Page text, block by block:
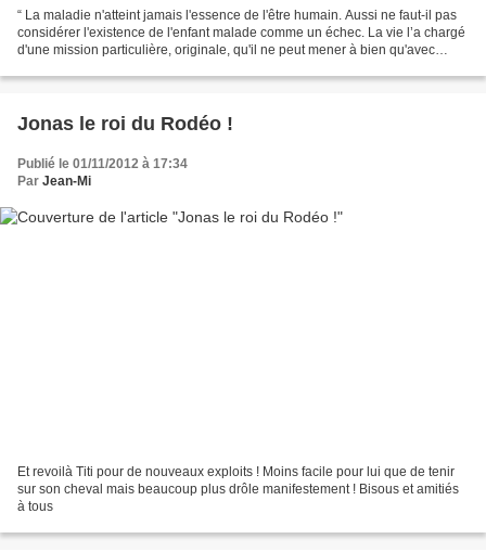
“ La maladie n'atteint jamais l'essence de l'être humain. Aussi ne faut-il pas
considérer l'existence de l'enfant malade comme un échec. La vie l’a chargé
d'une mission particulière, originale, qu'il ne peut mener à bien qu'avec
Jonas le roi du Rodéo !
Publié le 01/11/2012 à 17:34
Par Jean-Mi
Et revoilà Titi pour de nouveaux exploits ! Moins facile pour lui que de tenir
sur son cheval mais beaucoup plus drôle manifestement ! Bisous et amitiés
à tous